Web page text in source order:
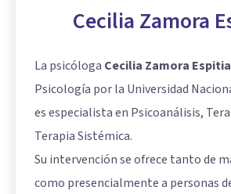
Cecilia Zamora
La psicóloga Cecilia Zamora Espitia
Psicología por la Universidad
es especialista en Psicoanálisis,
Terapia Sistémica.
Su intervención se ofrece tanto de
como presencialmente a personas